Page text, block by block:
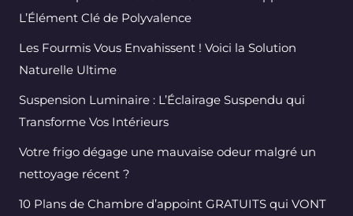
L’Élément Clé de Polyvalence
Les Fourmis Vous Envahissent ! Voici la Solution
Naturelle Ultime
Suspension Luminaire : L’Éclairage Suspendu qui
Transforme Vos Intérieurs
Votre frigo dégage une mauvaise odeur malgré un
nettoyage récent ?
10 Plans de Chambre d’appoint GRATUITS qui VONT